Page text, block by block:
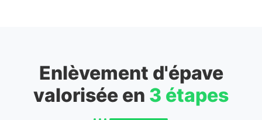
Enlèvement d'épave
valorisée en 3 étapes